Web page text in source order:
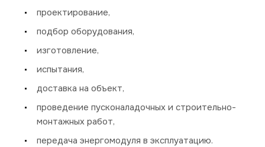
проектирование,
подбор оборудования,
изготовление,
испытания,
доставка на объект,
проведение пусконаладочных и строительно-
монтажных работ,
передача энергомодуля в эксплуатацию.